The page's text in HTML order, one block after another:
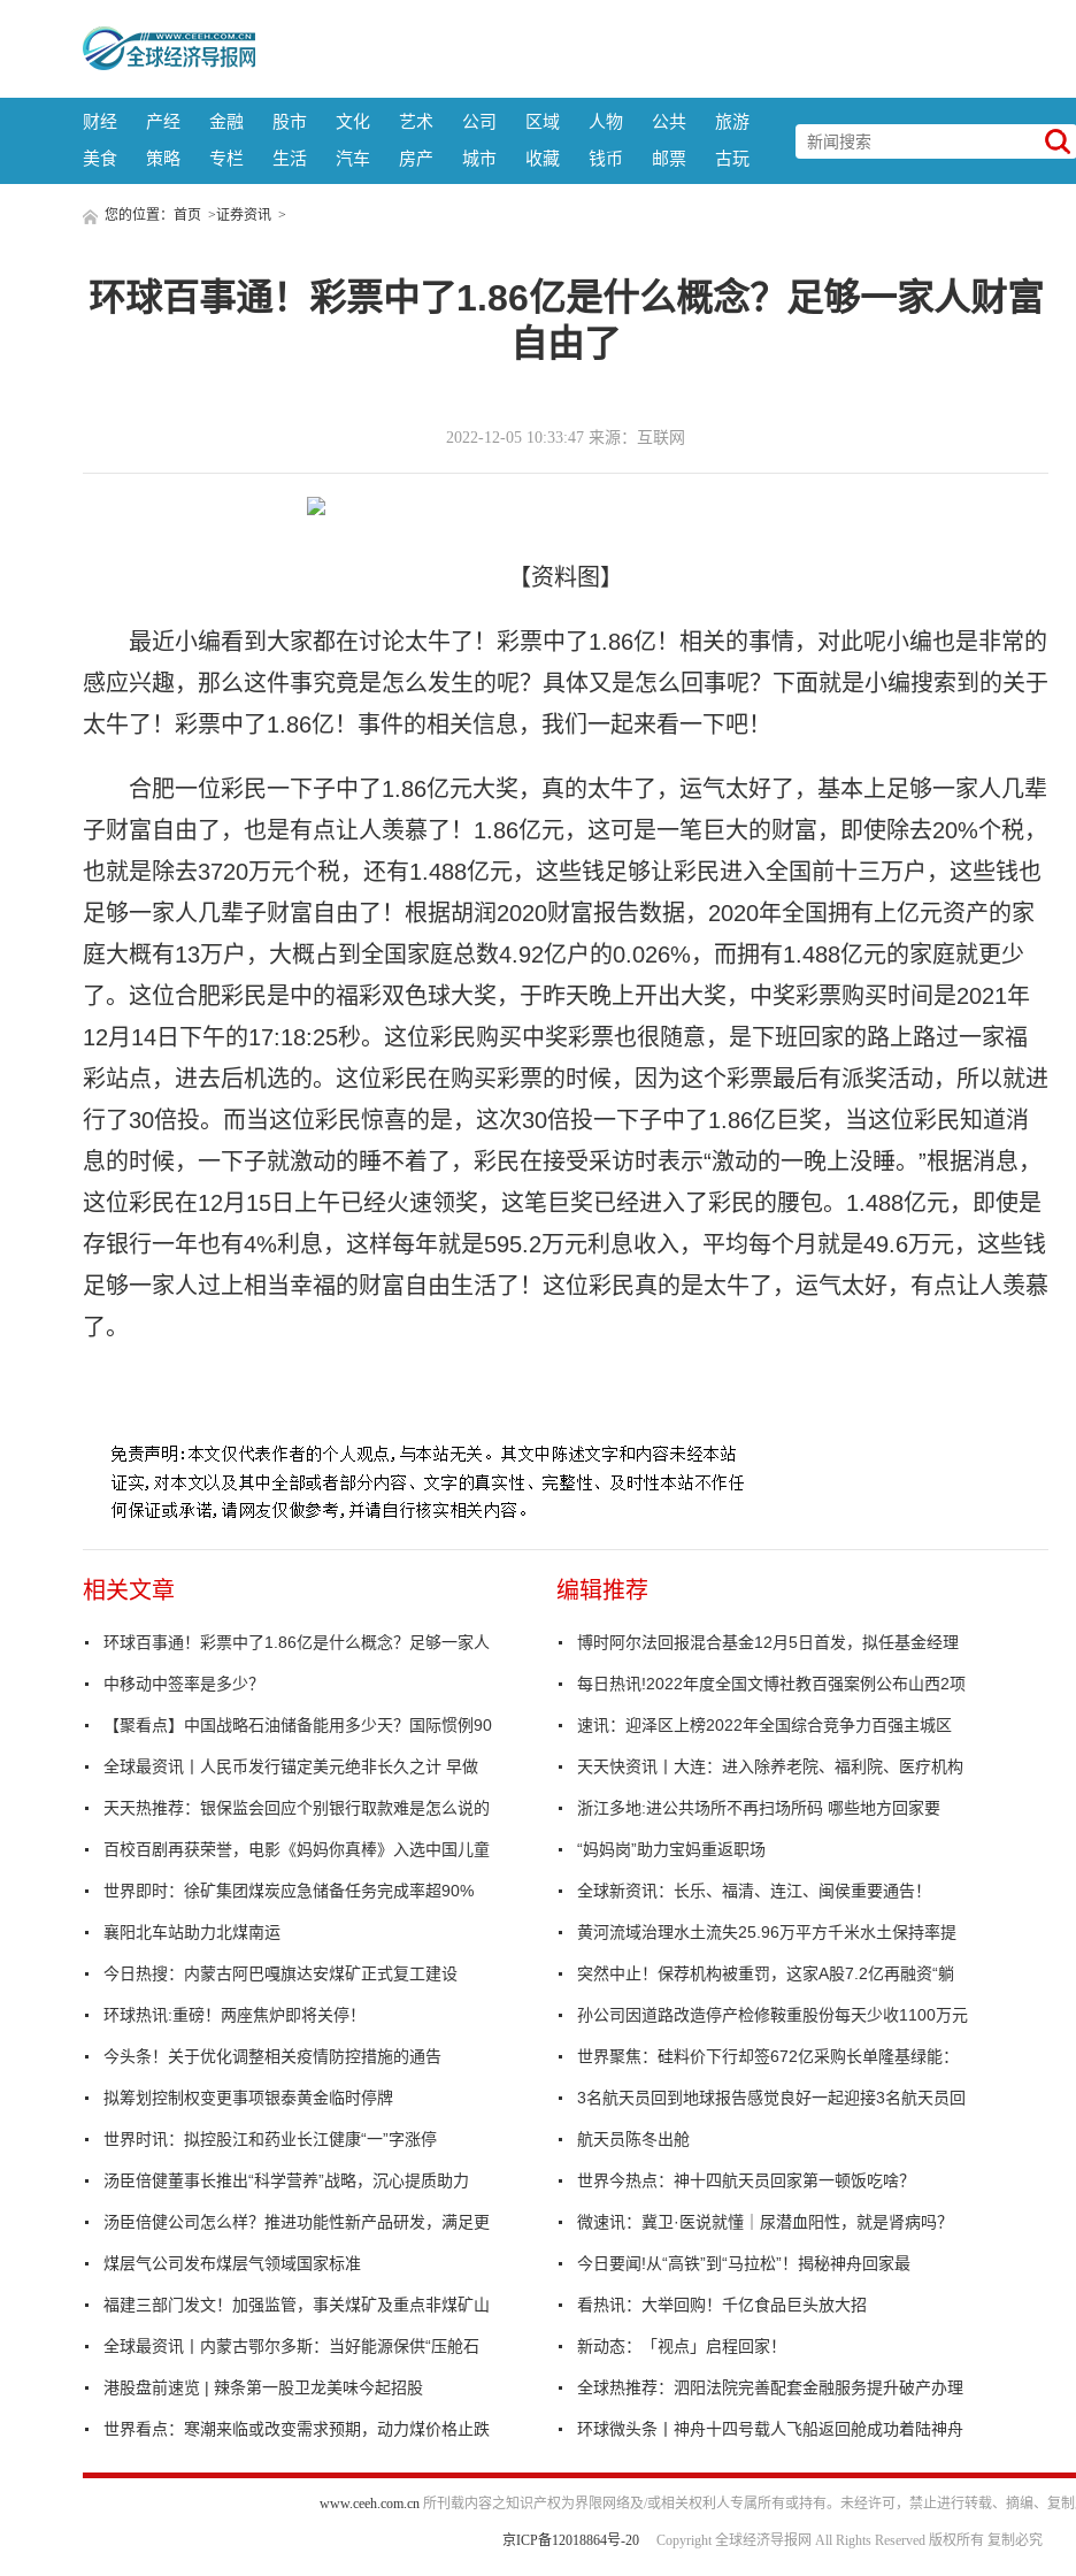
财经 产经 金融 股市 文化 艺术 公司 区域 人物 公共
旅游
美食
策略 专栏 生活 汽车 房产 城市 收藏 钱币 邮票 古玩
您的位置： 首页 >证券资讯 >
环球百事通！彩票中了1.86亿是什么概念？足够一家人财富
自由了
2022-12-05 10:33:47 来源：互联网
【资料图】
最近小编看到大家都在讨论太牛了！彩票中了1.86亿！相关的事情，对此呢小编也是非常的
感应兴趣，那么这件事究竟是怎么发生的呢？具体又是怎么回事呢？下面就是小编搜索到的关于
太牛了！彩票中了1.86亿！事件的相关信息，我们一起来看一下吧！
合肥一位彩民一下子中了1.86亿元大奖，真的太牛了，运气太好了，基本上足够一家人几辈
子财富自由了，也是有点让人羡慕了！1.86亿元，这可是一笔巨大的财富，即使除去20%个税，
也就是除去3720万元个税，还有1.488亿元，这些钱足够让彩民进入全国前十三万户，这些钱也
足够一家人几辈子财富自由了！根据胡润2020财富报告数据，2020年全国拥有上亿元资产的家
庭大概有13万户，大概占到全国家庭总数4.92亿户的0.026%，而拥有1.488亿元的家庭就更少
了。这位合肥彩民是中的福彩双色球大奖，于昨天晚上开出大奖，中奖彩票购买时间是2021年
12月14日下午的17:18:25秒。这位彩民购买中奖彩票也很随意，是下班回家的路上路过一家福
彩站点，进去后机选的。这位彩民在购买彩票的时候，因为这个彩票最后有派奖活动，所以就进
行了30倍投。而当这位彩民惊喜的是，这次30倍投一下子中了1.86亿巨奖，当这位彩民知道消
息的时候，一下子就激动的睡不着了，彩民在接受采访时表示“激动的一晚上没睡。”根据消息，
这位彩民在12月15日上午已经火速领奖，这笔巨奖已经进入了彩民的腰包。1.488亿元，即使是
存银行一年也有4%利息，这样每年就是595.2万元利息收入，平均每个月就是49.6万元，这些钱
足够一家人过上相当幸福的财富自由生活了！这位彩民真的是太牛了，运气太好，有点让人羡慕
了。
相关文章
环球百事通！彩票中了1.86亿是什么概念？足够一家人
中移动中签率是多少？
【聚看点】中国战略石油储备能用多少天？国际惯例90
全球最资讯丨人民币发行锚定美元绝非长久之计 早做
天天热推荐：银保监会回应个别银行取款难是怎么说的
百校百剧再获荣誉，电影《妈妈你真棒》入选中国儿童
世界即时：徐矿集团煤炭应急储备任务完成率超90%
襄阳北车站助力北煤南运
今日热搜：内蒙古阿巴嘎旗达安煤矿正式复工建设
环球热讯:重磅！两座焦炉即将关停！
今头条！关于优化调整相关疫情防控措施的通告
拟筹划控制权变更事项银泰黄金临时停牌
世界时讯：拟控股江和药业长江健康“一”字涨停
汤臣倍健董事长推出“科学营养”战略，沉心提质助力
汤臣倍健公司怎么样？推进功能性新产品研发，满足更
煤层气公司发布煤层气领域国家标准
福建三部门发文！加强监管，事关煤矿及重点非煤矿山
全球最资讯丨内蒙古鄂尔多斯：当好能源保供“压舱石
港股盘前速览 | 辣条第一股卫龙美味今起招股
世界看点：寒潮来临或改变需求预期，动力煤价格止跌
编辑推荐
博时阿尔法回报混合基金12月5日首发，拟任基金经理
每日热讯!2022年度全国文博社教百强案例公布山西2项
速讯：迎泽区上榜2022年全国综合竞争力百强主城区
天天快资讯丨大连：进入除养老院、福利院、医疗机构
浙江多地:进公共场所不再扫场所码 哪些地方回家要
“妈妈岗”助力宝妈重返职场
全球新资讯：长乐、福清、连江、闽侯重要通告！
黄河流域治理水土流失25.96万平方千米水土保持率提
突然中止！保荐机构被重罚，这家A股7.2亿再融资“躺
孙公司因道路改造停产检修鞍重股份每天少收1100万元
世界聚焦：硅料价下行却签672亿采购长单隆基绿能：
3名航天员回到地球报告感觉良好一起迎接3名航天员回
航天员陈冬出舱
世界今热点：神十四航天员回家第一顿饭吃啥？
微速讯：冀卫·医说就懂｜尿潜血阳性，就是肾病吗？
今日要闻!从“高铁”到“马拉松”！揭秘神舟回家最
看热讯：大举回购！千亿食品巨头放大招
新动态：「视点」启程回家！
全球热推荐：泗阳法院完善配套金融服务提升破产办理
环球微头条丨神舟十四号载人飞船返回舱成功着陆神舟
www.ceeh.com.cn所刊载内容之知识产权为界限网络及/或相关权利人专属所有或持有。未经许可，禁止进行转载、摘编、复制
京ICP备12018864号-20 Copyright 全球经济导报网 All Rights Reserved 版权所有 复制必究